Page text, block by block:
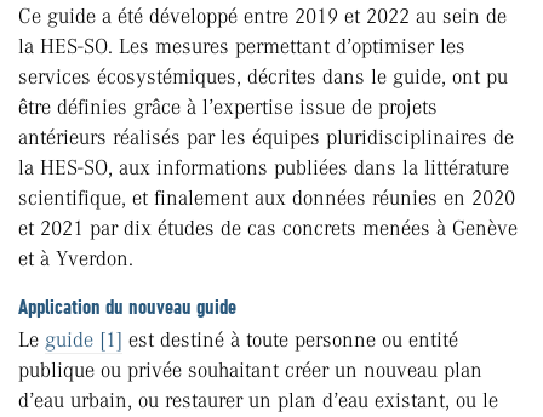
Ce guide a été développé entre 2019 et 2022 au sein de
la HES-SO. Les mesures permettant d’optimiser les
services écosystémiques, décrites dans le guide, ont pu
être définies grâce à l’expertise issue de projets
antérieurs réalisés par les équipes pluridisciplinaires de
la HES-SO, aux informations publiées dans la littérature
scientifique, et finalement aux données réunies en 2020
et 2021 par dix études de cas concrets menées à Genève
et à Yverdon.
Application du nouveau guide
Le guide [1] est destiné à toute personne ou entité
publique ou privée souhaitant créer un nouveau plan
d’eau urbain, ou restaurer un plan d’eau existant, ou le